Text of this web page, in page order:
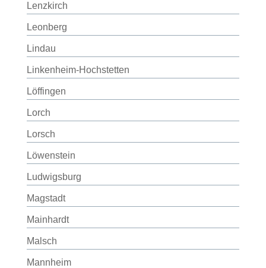
Lenzkirch
Leonberg
Lindau
Linkenheim-Hochstetten
Löffingen
Lorch
Lorsch
Löwenstein
Ludwigsburg
Magstadt
Mainhardt
Malsch
Mannheim